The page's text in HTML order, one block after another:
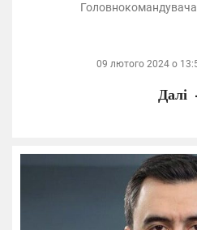
09 лютого 2024 о
Далі